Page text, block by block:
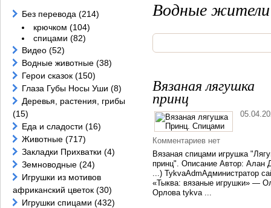
Водные жители
Вязаная лягушка
принц
Комментариев нет
Вязаная спицами игрушка
принц". Описание Автор: Алан
...) TykvaAdmАдминистратор
«Тыква: вязаные игрушки» —
Орлова tykva ...
Без перевода (214)
крючком (104)
спицами (82)
Видео (52)
Водные животные (38)
Герои сказок (150)
Глаза Губы Носы Уши (8)
Деревья, растения, грибы
(15)
Еда и сладости (16)
Животные (717)
Закладки Прихватки (4)
Земноводные (24)
Игрушки из мотивов
африканский цветок (30)
Игрушки спицами (432)